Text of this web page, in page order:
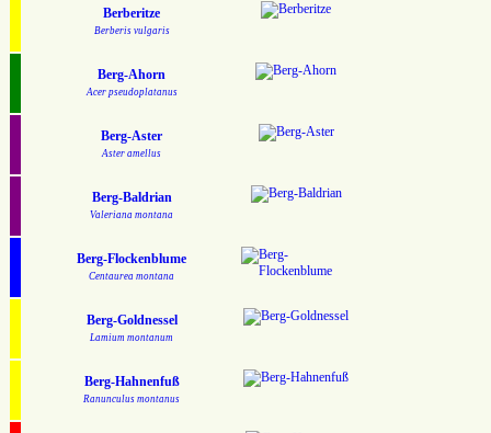
Berberitze
Berberis vulgaris
Berg-Ahorn
Acer pseudoplatanus
Berg-Aster
Aster amellus
Berg-Baldrian
Valeriana montana
Berg-Flockenblume
Centaurea montana
Berg-Goldnessel
Lamium montanum
Berg-Hahnenfuß
Ranunculus montanus